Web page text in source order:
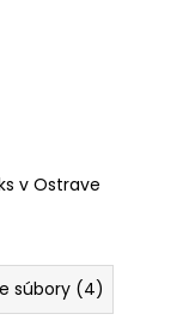
v Ostrave
súbory (4)